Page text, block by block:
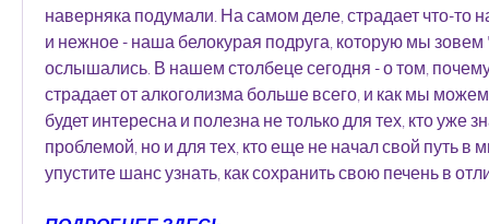
наверняка подумали. На самом деле, страдает что-то
и нежное - наша белокурая подруга, которую мы зовем
ослышались. В нашем столбеце сегодня - о том,
страдает от алкоголизма больше всего, и как мы
будет интересна и полезна не только для тех, кто уже
проблемой, но и для тех, кто еще не начал свой путь в
упустите шанс узнать, как сохранить свою печень в